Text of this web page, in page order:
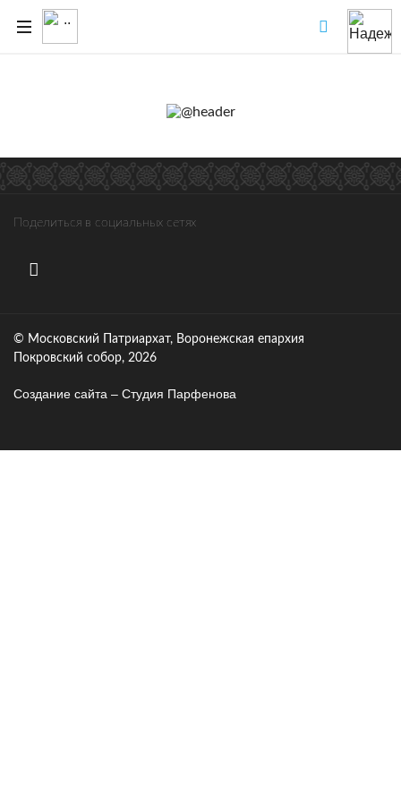
Поделиться в социальных сетях
© Московский Патриархат, Воронежcкая епархия
Покровский собор, 2026
Создание сайта – Cтудия Парфенова